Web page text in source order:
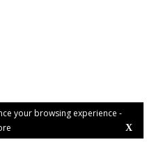
your browsing experience -
X